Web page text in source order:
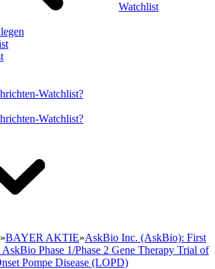
Watchlist
Watchlist?
Watchlist?
»BAYER AKTIE»AskBio Inc. (AskBio): First
Phase 1/Phase 2 Gene Therapy Trial of
Pompe Disease (LOPD)